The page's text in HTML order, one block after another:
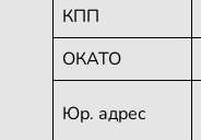
КПП
ОКАТО
Юр. адрес